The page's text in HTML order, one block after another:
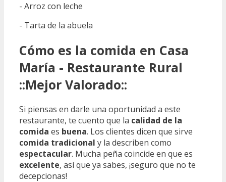
- Arroz con leche
- Tarta de la abuela
Cómo es la comida en Casa
María - Restaurante Rural
::Mejor Valorado::
Si piensas en darle una oportunidad a este
restaurante, te cuento que la calidad de la
comida es buena. Los clientes dicen que sirve
comida tradicional y la describen como
espectacular. Mucha peña coincide en que es
excelente, así que ya sabes, ¡seguro que no te
decepcionas!